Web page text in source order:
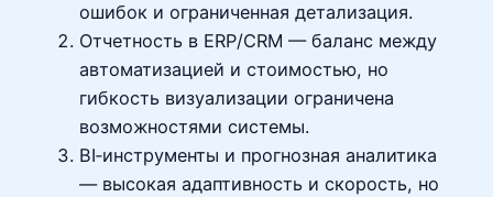
ошибок и ограниченная детализация.
Отчетность в ERP/CRM — баланс между
автоматизацией и стоимостью, но
гибкость визуализации ограничена
возможностями системы.
BI‑инструменты и прогнозная аналитика
— высокая адаптивность и скорость, но